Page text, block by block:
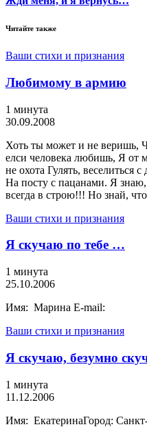
Читайте также
Ваши стихи и признания
Любимому в армию
1 минута
30.09.2008
Хоть ты может и не веришь,
елси человека любишь, Я от
не охота Гулять, веселиться
На посту с пацанами. Я
всегда в строю!!! Но знай,
Ваши стихи и признания
Я скучаю по тебе …
1 минута
25.10.2006
Имя: Марина E-mail:
Ваши стихи и признания
Я скучаю, безумно
1 минута
11.12.2006
Имя: ЕкатеринаГород: